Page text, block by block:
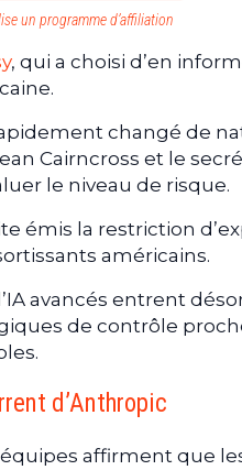
un programme d’affiliation
, qui a choisi d’en
changé de
Cairncross et le
le niveau de risque.
émis la restriction
américains.
avancés entrent
de contrôle
d’Anthropic
affirment que